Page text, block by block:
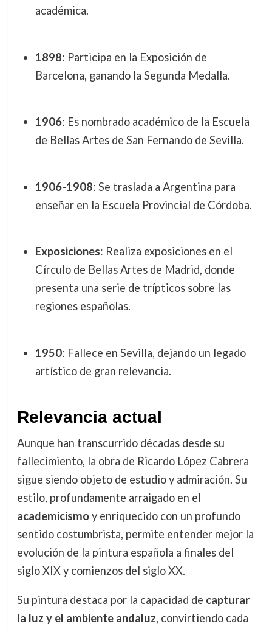
académica.
1898: Participa en la Exposición de
Barcelona, ganando la Segunda Medalla.
1906: Es nombrado académico de la Escuela
de Bellas Artes de San Fernando de Sevilla.
1906-1908: Se traslada a Argentina para
enseñar en la Escuela Provincial de Córdoba.
Exposiciones: Realiza exposiciones en el
Círculo de Bellas Artes de Madrid, donde
presenta una serie de trípticos sobre las
regiones españolas.
1950: Fallece en Sevilla, dejando un legado
artístico de gran relevancia.
Relevancia actual
Aunque han transcurrido décadas desde su
fallecimiento, la obra de Ricardo López Cabrera
sigue siendo objeto de estudio y admiración. Su
estilo, profundamente arraigado en el
academicismoy enriquecido con un profundo
sentido costumbrista, permite entender mejor la
evolución de la pintura española a finales del
siglo XIX y comienzos del siglo XX.
Su pintura destaca por la capacidad de capturar
la luz y el ambiente andaluz, convirtiendo cada